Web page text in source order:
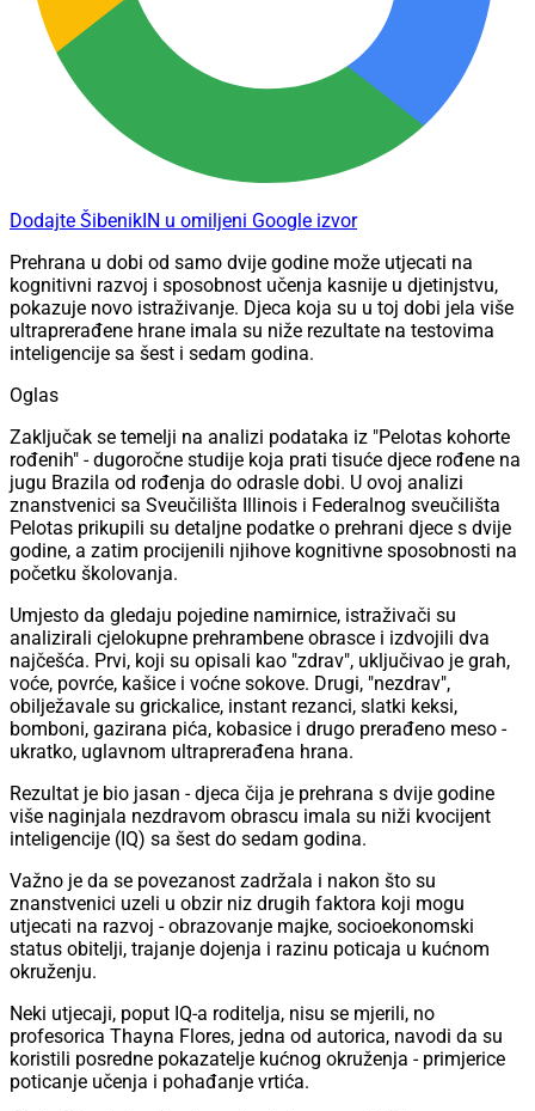
Dodajte ŠibenikIN u omiljeni Google izvor
Prehrana u dobi od samo dvije godine može utjecati na
kognitivni razvoj i sposobnost učenja kasnije u djetinjstvu,
pokazuje novo istraživanje. Djeca koja su u toj dobi jela više
ultraprerađene hrane imala su niže rezultate na testovima
inteligencije sa šest i sedam godina.
Oglas
Zaključak se temelji na analizi podataka iz "Pelotas kohorte
rođenih" - dugoročne studije koja prati tisuće djece rođene na
jugu Brazila od rođenja do odrasle dobi. U ovoj analizi
znanstvenici sa Sveučilišta Illinois i Federalnog sveučilišta
Pelotas prikupili su detaljne podatke o prehrani djece s dvije
godine, a zatim procijenili njihove kognitivne sposobnosti na
početku školovanja.
Umjesto da gledaju pojedine namirnice, istraživači su
analizirali cjelokupne prehrambene obrasce i izdvojili dva
najčešća. Prvi, koji su opisali kao "zdrav", uključivao je grah,
voće, povrće, kašice i voćne sokove. Drugi, "nezdrav",
obilježavale su grickalice, instant rezanci, slatki keksi,
bomboni, gazirana pića, kobasice i drugo prerađeno meso -
ukratko, uglavnom ultraprerađena hrana.
Rezultat je bio jasan - djeca čija je prehrana s dvije godine
više naginjala nezdravom obrascu imala su niži kvocijent
inteligencije (IQ) sa šest do sedam godina.
Važno je da se povezanost zadržala i nakon što su
znanstvenici uzeli u obzir niz drugih faktora koji mogu
utjecati na razvoj - obrazovanje majke, socioekonomski
status obitelji, trajanje dojenja i razinu poticaja u kućnom
okruženju.
Neki utjecaji, poput IQ-a roditelja, nisu se mjerili, no
profesorica Thayna Flores, jedna od autorica, navodi da su
koristili posredne pokazatelje kućnog okruženja - primjerice
poticanje učenja i pohađanje vrtića.